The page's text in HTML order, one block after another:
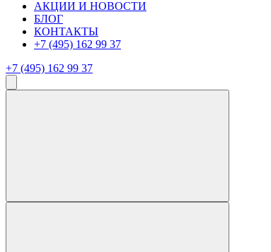
АКЦИИ И НОВОСТИ
БЛОГ
КОНТАКТЫ
+7 (495) 162 99 37
+7 (495) 162 99 37